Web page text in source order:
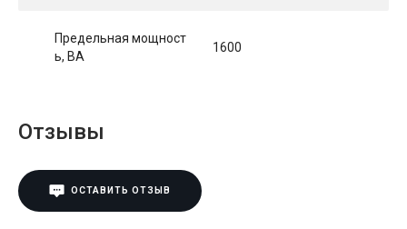
Предельная мощност
ь, ВА
1600
Отзывы
ОСТАВИТЬ ОТЗЫВ